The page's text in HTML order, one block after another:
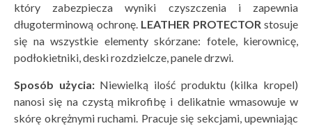
który zabezpiecza wyniki czyszczenia i zapewnia
długoterminową ochronę. LEATHER PROTECTOR stosuje
się na wszystkie elementy skórzane: fotele, kierownicę,
podłokietniki, deski rozdzielcze, panele drzwi.
Sposób użycia:Niewielką ilość produktu (kilka kropel)
nanosi się na czystą mikrofibę i delikatnie wmasowuje w
skórę okrężnymi ruchami. Pracuje się sekcjami, upewniając